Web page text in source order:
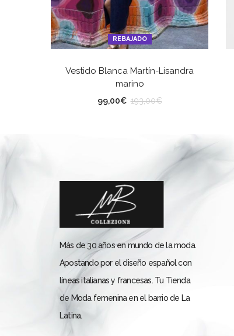
REBAJADO
Vestido Blanca Martín-Lisandra
marino
99,00€ 193,00€
Más de 30 años en mundo de la moda.
Apostando por el diseño español con
líneas italianas y francesas. Tu Tienda
de Moda femenina en el barrio de La
Latina.